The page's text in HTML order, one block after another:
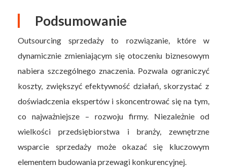
Podsumowanie
Outsourcing sprzedaży to rozwiązanie, które w
dynamicznie zmieniającym się otoczeniu biznesowym
nabiera szczególnego znaczenia. Pozwala ograniczyć
koszty, zwiększyć efektywność działań, skorzystać z
doświadczenia ekspertów i skoncentrować się na tym,
co najważniejsze – rozwoju firmy. Niezależnie od
wielkości przedsiębiorstwa i branży, zewnętrzne
wsparcie sprzedaży może okazać się kluczowym
elementem budowania przewagi konkurencyjnej.